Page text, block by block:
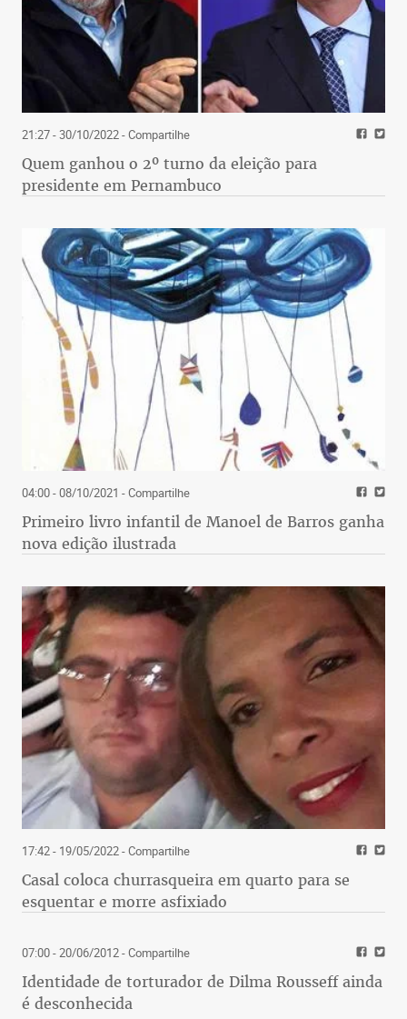
21:27 - 30/10/2022- Compartilhe
Quem ganhou o 2º turno da eleição para
presidente em Pernambuco
04:00 - 08/10/2021 - Compartilhe
Primeiro livro infantil de Manoel de Barros ganha
nova edição ilustrada
17:42 - 19/05/2022- Compartilhe
Casal coloca churrasqueira em quarto para se
esquentar e morre asfixiado
07:00 - 20/06/2012- Compartilhe
Identidade de torturador de Dilma Rousseff ainda
é desconhecida